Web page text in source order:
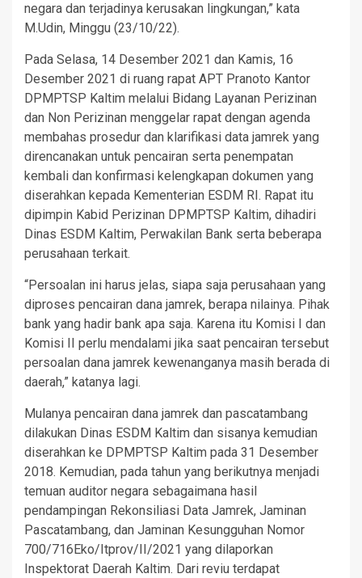
negara dan terjadinya kerusakan lingkungan,” kata
M.Udin, Minggu (23/10/22).
Pada Selasa, 14 Desember 2021 dan Kamis, 16
Desember 2021 di ruang rapat APT Pranoto Kantor
DPMPTSP Kaltim melalui Bidang Layanan Perizinan
dan Non Perizinan menggelar rapat dengan agenda
membahas prosedur dan klarifikasi data jamrek yang
direncanakan untuk pencairan serta penempatan
kembali dan konfirmasi kelengkapan dokumen yang
diserahkan kepada Kementerian ESDM RI. Rapat itu
dipimpin Kabid Perizinan DPMPTSP Kaltim, dihadiri
Dinas ESDM Kaltim, Perwakilan Bank serta beberapa
perusahaan terkait.
“Persoalan ini harus jelas, siapa saja perusahaan yang
diproses pencairan dana jamrek, berapa nilainya. Pihak
bank yang hadir bank apa saja. Karena itu Komisi I dan
Komisi II perlu mendalami jika saat pencairan tersebut
persoalan dana jamrek kewenanganya masih berada di
daerah,” katanya lagi.
Mulanya pencairan dana jamrek dan pascatambang
dilakukan Dinas ESDM Kaltim dan sisanya kemudian
diserahkan ke DPMPTSP Kaltim pada 31 Desember
2018. Kemudian, pada tahun yang berikutnya menjadi
temuan auditor negara sebagaimana hasil
pendampingan Rekonsiliasi Data Jamrek, Jaminan
Pascatambang, dan Jaminan Kesungguhan Nomor
700/716Eko/Itprov/II/2021 yang dilaporkan
Inspektorat Daerah Kaltim. Dari reviu terdapat